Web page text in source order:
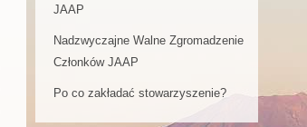
JAAP
Nadzwyczajne Walne Zgromadzenie
Członków JAAP
Po co zakładać stowarzyszenie?